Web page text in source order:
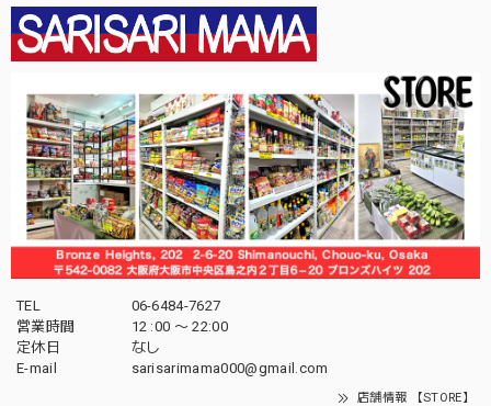
TEL
06-6484-7627
営業時間
12 :00 〜 22:00
定休日
なし
E-mail
sarisarimama000@gmail.com
店舗情報 【STORE】